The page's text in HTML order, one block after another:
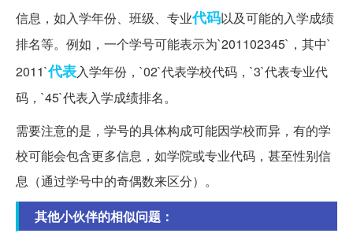
信息，如入学年份、班级、专业代码以及可能的入学成绩
排名等。例如，一个学号可能表示为`201102345`，其中`
2011`代表入学年份，`02`代表学校代码，`3`代表专业代
码，`45`代表入学成绩排名。
需要注意的是，学号的具体构成可能因学校而异，有的学
校可能会包含更多信息，如学院或专业代码，甚至性别信
息（通过学号中的奇偶数来区分）。
其他小伙伴的相似问题：